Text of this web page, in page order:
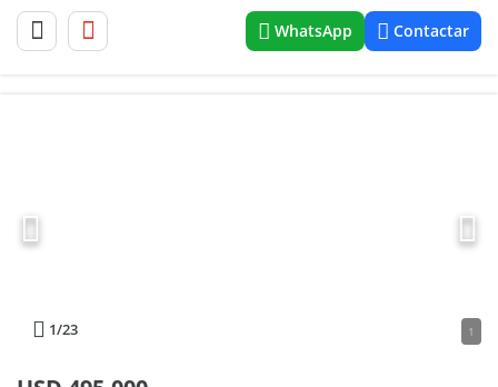
WhatsApp Contactar
1/23 1